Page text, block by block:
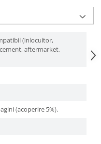
(inlocuitor,
aftermarket,
(acoperire 5%).